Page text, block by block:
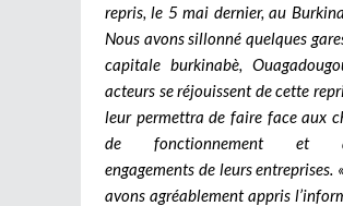
repris, le 5 mai dernier, au Burkina
Nous avons sillonné quelques
capitale burkinabè,
acteurs se réjouissent de cette
leur permettra de faire face aux
de fonctionnement et
engagements de leurs entreprises.
avons agréablement appris